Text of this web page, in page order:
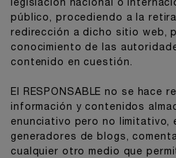
legislación nacional o
público, procediendo a la
redirección a dicho sitio web,
conocimiento de las
contenido en cuestión.
El RESPONSABLE no se hace
información y contenidos
enunciativo pero no limitativo,
generadores de blogs,
cualquier otro medio que